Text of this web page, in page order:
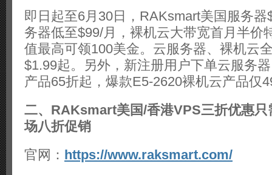
来
购
即日起至6月30日，RAKsmart美国服务
务器低至$99/月，裸机云大带宽首月半价
值最高可领100美金。云服务器、裸机云
$1.99起。另外，新注册用户下单云服务
产品65折起，爆款E5-2620裸机云产品仅
二、RAKsmart美国/香港VPS三折优惠只
场八折促销
官网： https://www.raksmart.com/